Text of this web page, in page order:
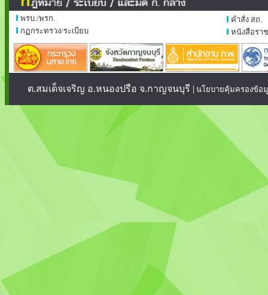
พรบ./พรก.
กฏกระทรวง/ระเบียบ
คำสั่ง สถ.
หนังสือรา
ต.สมเด็จเจริญ อ.หนองปรือ จ.กาญจนบุรี | นโยบายคุ้มครองข้อ